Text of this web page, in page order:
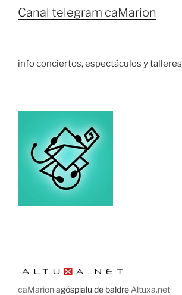
Canal telegram caMarion
info conciertos, espectáculos y talleres
caMarionagóspialu de baldre Altuxa.net